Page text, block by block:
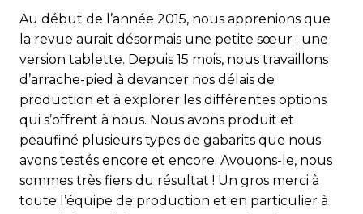
Au début de l’année 2015, nous apprenions que
la revue aurait désormais une petite sœur : une
version tablette. Depuis 15 mois, nous travaillons
d’arrache-pied à devancer nos délais de
production et à explorer les différentes options
qui s’offrent à nous. Nous avons produit et
peaufiné plusieurs types de gabarits que nous
avons testés encore et encore. Avouons-le, nous
sommes très fiers du résultat ! Un gros merci à
toute l’équipe de production et en particulier à